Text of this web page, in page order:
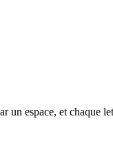
un espace, et chaque